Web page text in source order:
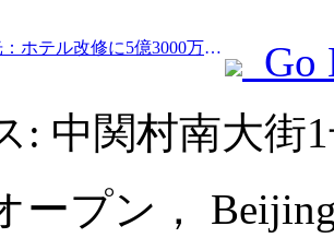
Prev:黄山観光：ホテル改修に5億3000万元を投資する計画
Go
: 中関村南大街
ープン，